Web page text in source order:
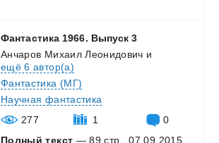
Фантастика 1966. Выпуск 3
Анчаров Михаил Леонидович и
ещё 6 автор(а)
Фантастика (МГ)
Научная фантастика
277
1
0
Полный текст — 89 стр., 07.09.2015